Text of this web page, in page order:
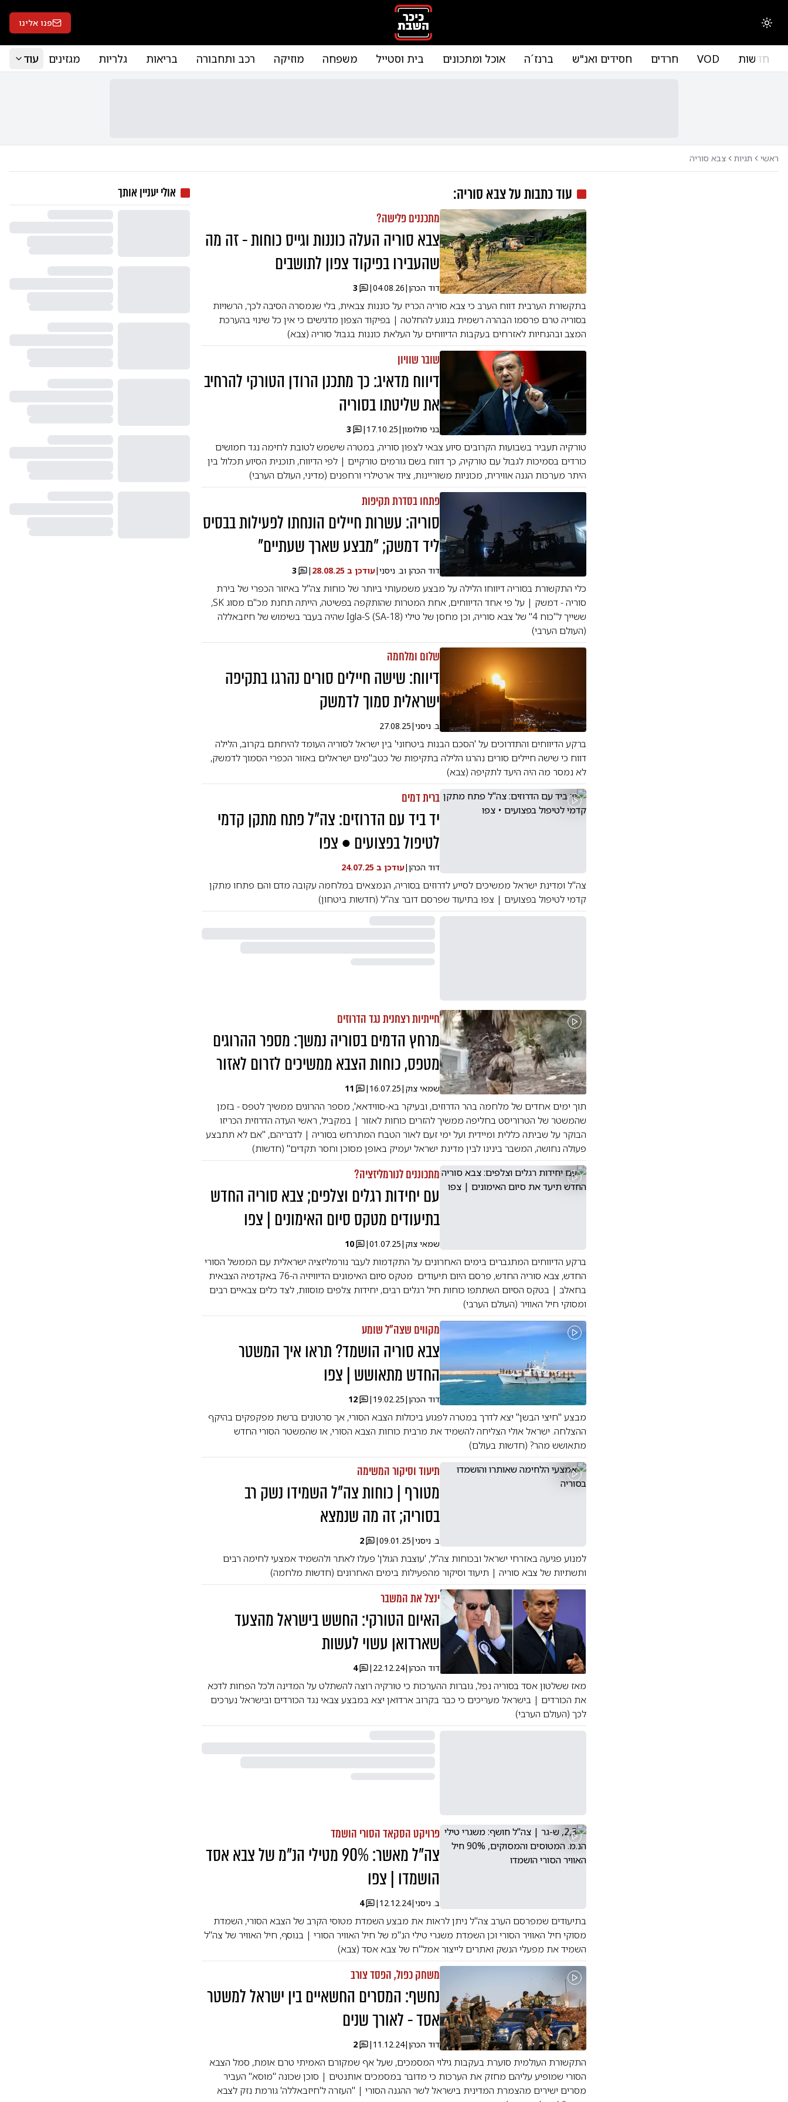
החלפת מצב תצוגה פנו אלינו
חדשות VOD חרדים חסידים ואנ"ש ברנז´ה אוכל ומתכונים בית וסטייל משפחה מוזיקה רכב ותחבורה בריאות גלריות מגזינים עוד
ראשי תגיות צבא סוריה
עוד כתבות עלצבא סוריה:
מתכננים פלישה?
צבא סוריה העלה כוננות וגייס כוחות - זה מה
שהעבירו בפיקוד צפון לתושבים
דוד הכהן|
04.08.26
|
3
בתקשורת הערבית דווח הערב כי צבא סוריה הכריז על כוננות צבאית, בלי שנמסרה הסיבה לכך, הרשויות
בסוריה טרם פרסמו הבהרה רשמית בנוגע להחלטה | בפיקוד הצפון מדגישים כי אין כל שינוי בהערכת
המצב ובהנחיות לאזרחים בעקבות הדיווחים על העלאת כוננות בגבול סוריה (צבא)
שובר שוויון
דיווח מדאיג: כך מתכנן הרודן הטורקי להרחיב
את שליטתו בסוריה
בני סולומון|
17.10.25
|
3
טורקיה תעביר בשבועות הקרובים סיוע צבאי לצפון סוריה, במטרה שישמש לטובת לחימה נגד חמושים
כורדים בסמיכות לגבול עם טורקיה, כך דווח בשם גורמים טורקיים | לפי הדיווח, תוכנית הסיוע תכלול בין
היתר מערכות הגנה אווירית, מכוניות משוריינות, ציוד ארטילרי ורחפנים (מדיני, העולם הערבי)
פתחו בסדרת תקיפות
סוריה: עשרות חיילים הונחתו לפעילות בבסיס
ליד דמשק; "מבצע שארך שעתיים"
דוד הכהן וב. ניסני|עודכן ב 28.08.25
|
3
כלי התקשורת בסוריה דיווחו הלילה על מבצע משמעותי ביותר של כוחות צה"ל באיזור הכפרי של בירת
סוריה - דמשק | על פי אחד הדיווחים, אחת המטרות שהותקפה בפשיטה, הייתה תחנת מכ"ם מסוג SK,
ששייך ל"כוח 4" של צבא סוריה, וכן מחסן של טילי Igla-S (SA-18) שהיה בעבר בשימוש של חיזבאללה
(העולם הערבי)
שלום ומלחמה
דיווח: שישה חיילים סורים נהרגו בתקיפה
ישראלית סמוך לדמשק
ב. ניסני|
27.08.25
ברקע הדיווחים והתדרוכים על 'הסכם הבנות ביטחוני' בין ישראל לסוריה העומד להיחתם בקרוב, הלילה
דווח כי שישה חיילים סורים נהרגו הלילה בתקיפות של כטב"מים ישראלים באזור הכפרי הסמוך לדמשק,
לא נמסר מה היה היעד לתקיפה (צבא)
ברית דמים
יד ביד עם הדרוזים: צה"ל פתח מתקן קדמי
לטיפול בפצועים • צפו
דוד הכהן|עודכן ב 24.07.25
צה"ל ומדינת ישראל ממשיכים לסייע לדרוזים בסוריה, הנמצאים במלחמה עקובה מדם והם פתחו מתקן
קדמי לטיפול בפצועים | צפו בתיעוד שפרסם דובר צה"ל (חדשות ביטחון)
חייתיות רצחנית נגד הדרוזים
מרחץ הדמים בסוריה נמשך: מספר ההרוגים
מטפס, כוחות הצבא ממשיכים לזרום לאזור
שמאי צוק |
16.07.25
|
11
תוך ימים אחדים של מלחמה בהר הדרוזים, ובעיקר בא-סווידאא', מספר ההרוגים ממשיך לטפס - בזמן
שהמשטר של הטרוריסט בחליפה ממשיך להזרים כוחות לאזור | במקביל, ראשי העדה הדרוזית הכריזו
הבוקר על שביתה כללית ומיידית ועל ימי זעם לאור הטבח המתרחש בסוריה | לדבריהם, "אם לא תתבצע
פעולה נחושה, המשבר בינינו לבין מדינת ישראל יעמיק באופן מסוכן וחסר תקדים" (חדשות)
מתכוננים לנורמליזציה?
עם יחידות רגלים וצלפים; צבא סוריה החדש
בתיעודים מטקס סיום האימונים | צפו
שמאי צוק |
01.07.25
|
10
ברקע הדיווחים המתגברים בימים האחרונים על התקדמות לעבר נורמליזציה ישראלית עם הממשל הסורי
החדש, צבא סוריה החדש, פרסם היום תיעודים מטקס סיום האימונים הדיוויזיה ה-76 באקדמיה הצבאית
בחאלב | בטקס הסיום השתתפו כוחות חיל רגלים רבים, יחידות צלפים מוסוות, לצד כלים צבאיים רבים
ומסוקי חיל האוויר (העולם הערבי)
מקווים שצה"ל שומע
צבא סוריה הושמד? תראו איך המשטר
החדש מתאושש | צפו
דוד הכהן|
19.02.25
|
12
מבצע "חיצי הבשן" יצא לדרך במטרה לפגוע ביכולות הצבא הסורי, אך סרטונים ברשת מפקפקים בהיקף
ההצלחה. ישראל אולי הצליחה להשמיד את מרבית כוחות הצבא הסורי, או שהמשטר הסורי החדש
מתאושש מהר? (חדשות בעולם)
תיעוד וסיקור המשימה
מטורף | כוחות צה"ל השמידו נשק רב
בסוריה; זה מה שנמצא
ב. ניסני|
09.01.25
|
2
למנוע פגיעה באזרחי ישראל ובכוחות צה"ל, 'עוצבת הגולן' פעלו לאתר ולהשמיד אמצעי לחימה רבים
ותשתיות של צבא סוריה | תיעוד וסיקור מהפעילות בימים האחרונים (חדשות מלחמה)
ינצל את המשבר
האיום הטורקי: החשש בישראל מהצעד
שארדואן עשוי לעשות
דוד הכהן|
22.12.24
|
4
מאז ששלטון אסד בסוריה נפל, גוברות ההערכות כי טורקיה רוצה להשתלט על המדינה ולכל הפחות לדכא
את הכורדים | בישראל מעריכים כי כבר בקרוב ארדואן יצא במבצע צבאי נגד הכורדים ובישראל נערכים
לכך (העולם הערבי)
פרויקט הסקאד הסורי הושמד
צה"ל מאשר: 90% מטילי הנ"מ של צבא אסד
הושמדו | צפו
ב. ניסני|
12.12.24
|
4
בתיעודים שמפרסם הערב צה"ל ניתן לראות את מבצע השמדת מטוסי הקרב של הצבא הסורי, השמדת
מסוקי חיל האוויר הסורי וכן השמדת משגרי טילי הנ"מ של חיל האוויר הסורי | בנוסף, חיל האוויר של צה"ל
השמיד את מפעלי הנשק ואתרים לייצור אמל"ח של צבא אסד (צבא)
משחק כפול, הפסד צורב
נחשף: המסרים החשאיים בין ישראל למשטר
אסד - לאורך שנים
דוד הכהן|
11.12.24
|
2
התקשורת העולמית סוערת בעקבות גילוי המסמכים, שעל אף שמקורם האמיתי טרם אומת, סמל הצבא
הסורי שמופיע עליהם מחזק את הערכות כי מדובר במסמכים אותנטים | סוכן שכונה "מוסא" העביר
מסרים ישירים מהצמרת המדינית בישראל לשר ההגנה הסורי | "העזרה ל'חיזבאללה' גורמת נזק לצבא
אולי יעניין אותך